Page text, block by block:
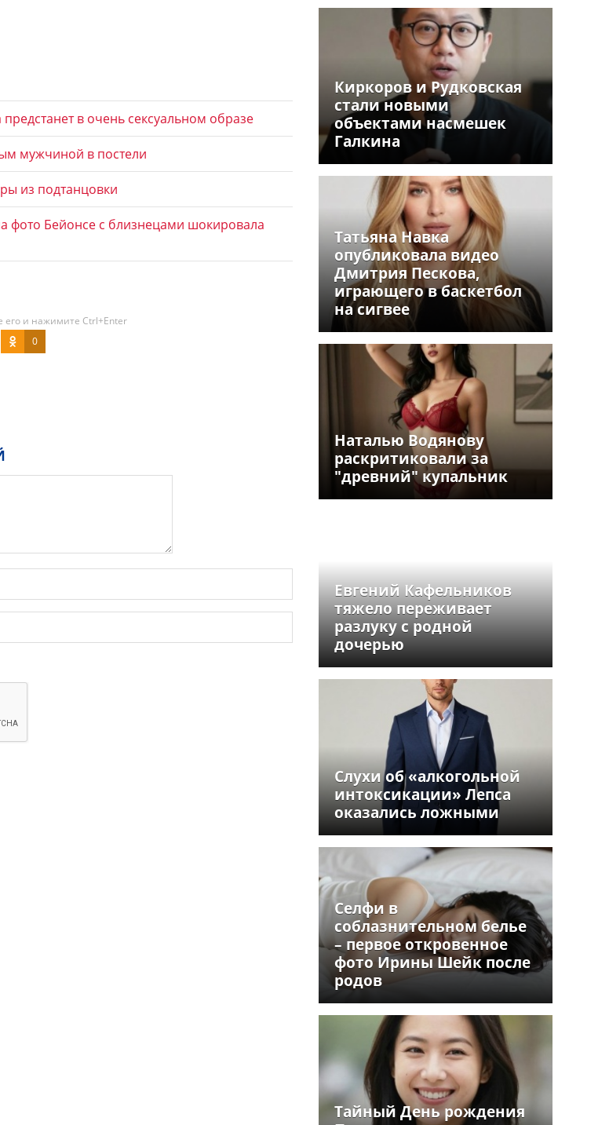
в очень сексуальном образе
мужчиной в постели
из подтанцовки
фото Бейонсе с близнецами шокировала
его и нажимите Ctrl+Enter
0
Киркоров и Рудковская
стали новыми
объектами насмешек
Галкина
Татьяна Навка
опубликовала видео
Дмитрия Пескова,
играющего в баскетбол
на сигвее
Наталью Водянову
раскритиковали за
"древний" купальник
Евгений Кафельников
тяжело переживает
разлуку с родной
дочерью
Слухи об «алкогольной
интоксикации» Лепса
оказались ложными
Селфи в
соблазнительном белье
– первое откровенное
фото Ирины Шейк после
родов
Тайный День рождения